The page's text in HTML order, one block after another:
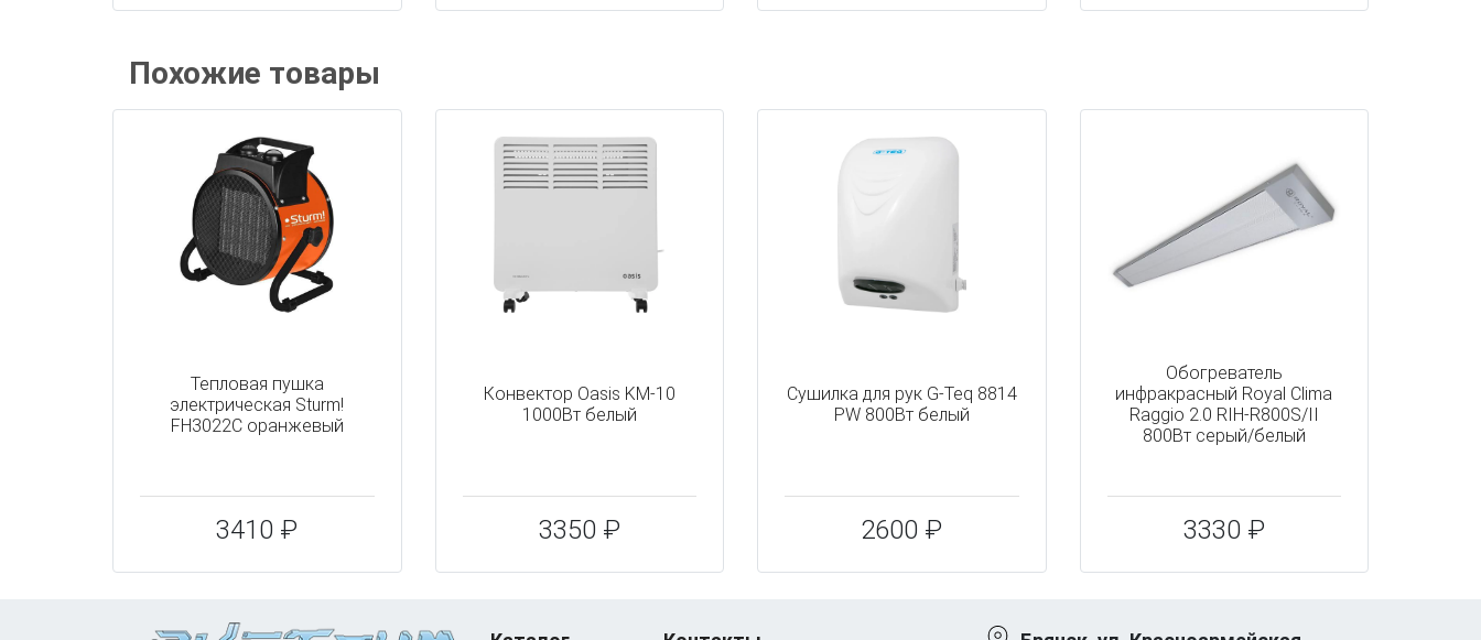
Похожие товары
Тепловая пушка
электрическая Sturm!
FH3022C оранжевый
3410 ₽
Конвектор Oasis KM-10
1000Вт белый
3350 ₽
Сушилка для рук G-Teq 8814
PW 800Вт белый
2600 ₽
Обогреватель
инфракрасный Royal Clima
Raggio 2.0 RIH-R800S/II
800Вт серый/белый
3330 ₽